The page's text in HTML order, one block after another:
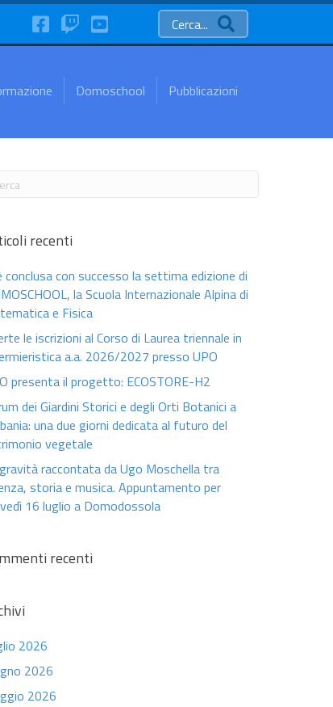
FaceBookTwitchYouTube Cerca...
Domoschool Pubblicazioni
recenti
conclusa con successo la settima edizione di
la Scuola Internazionale Alpina di
e Fisica
le iscrizioni al Corso di Laurea triennale in
a.a. 2026/2027 presso UPO
presenta il progetto: ECOSTORE-H2
dei Giardini Storici e degli Orti Botanici a
una due giorni dedicata al futuro del
vegetale
raccontata da Ugo Moschella tra
storia e musica. Appuntamento per
16 luglio a Domodossola
recenti
2026
2026
2026